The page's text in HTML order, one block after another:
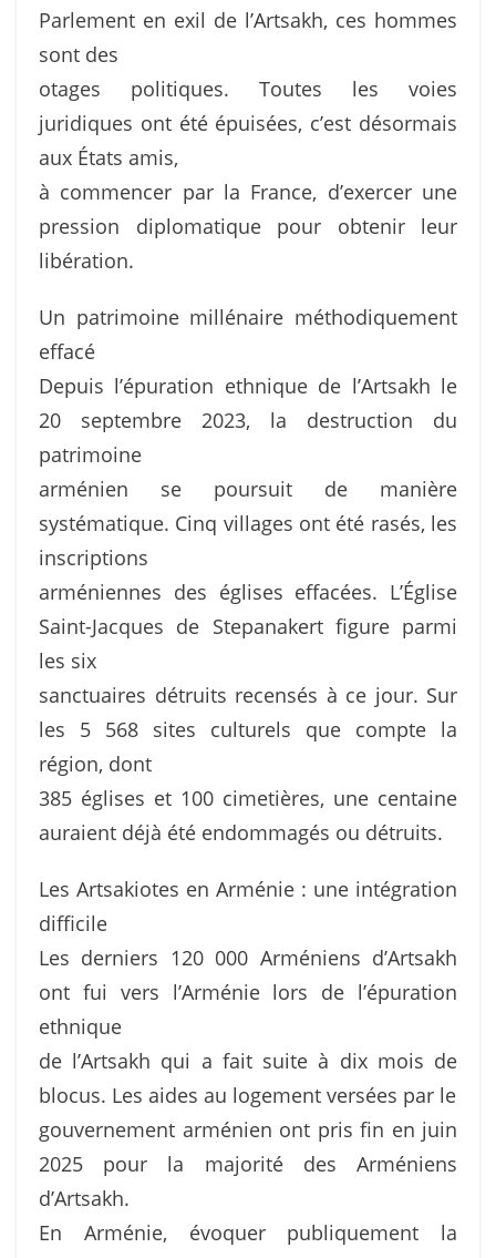
Parlement en exil de l’Artsakh, ces hommes
sont des
otages politiques. Toutes les voies
juridiques ont été épuisées, c’est désormais
aux États amis,
à commencer par la France, d’exercer une
pression diplomatique pour obtenir leur
libération.
Un patrimoine millénaire méthodiquement
effacé
Depuis l’épuration ethnique de l’Artsakh le
20 septembre 2023, la destruction du
patrimoine
arménien se poursuit de manière
systématique. Cinq villages ont été rasés, les
inscriptions
arméniennes des églises effacées. L’Église
Saint-Jacques de Stepanakert figure parmi
les six
sanctuaires détruits recensés à ce jour. Sur
les 5 568 sites culturels que compte la
région, dont
385 églises et 100 cimetières, une centaine
auraient déjà été endommagés ou détruits.
Les Artsakiotes en Arménie : une intégration
difficile
Les derniers 120 000 Arméniens d’Artsakh
ont fui vers l’Arménie lors de l’épuration
ethnique
de l’Artsakh qui a fait suite à dix mois de
blocus. Les aides au logement versées par le
gouvernement arménien ont pris fin en juin
2025 pour la majorité des Arméniens
d’Artsakh.
En Arménie, évoquer publiquement la